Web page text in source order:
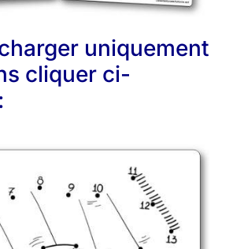
uniquement
cliquer ci-